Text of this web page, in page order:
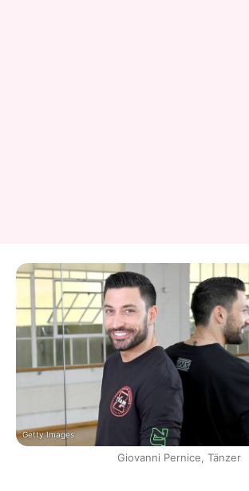
Getty Images
Giovanni Pernice, Tänzer